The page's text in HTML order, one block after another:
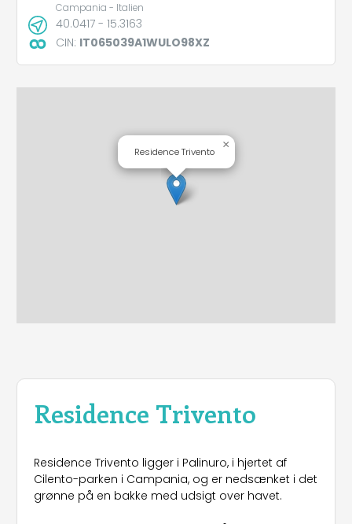
Residence Trivento
Residence Trivento ligger i Palinuro, i hjertet af
Cilento-parken i Campania, og er nedsænket i det
grønne på en bakke med udsigt over havet.
Campania - Italien
40.0417 - 15.3163
CIN: IT065039A1WULO98XZ
Residence Trivento
×